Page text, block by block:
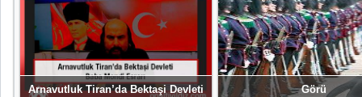
Arnavutluk Tiran’da Bektaşi Devleti
Görü